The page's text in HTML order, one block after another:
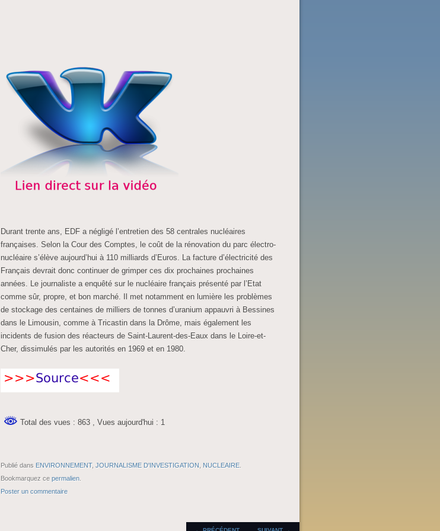
Durant trente ans, EDF a négligé l’entretien des 58 centrales nucléaires
françaises. Selon la Cour des Comptes, le coût de la rénovation du parc électro-
nucléaire s’élève aujourd’hui à 110 milliards d’Euros. La facture d’électricité des
Français devrait donc continuer de grimper ces dix prochaines prochaines
années. Le journaliste a enquêté sur le nucléaire français présenté par l’Etat
comme sûr, propre, et bon marché. Il met notamment en lumière les problèmes
de stockage des centaines de milliers de tonnes d’uranium appauvri à Bessines
dans le Limousin, comme à Tricastin dans la Drôme, mais également les
incidents de fusion des réacteurs de Saint-Laurent-des-Eaux dans le Loire-et-
Cher, dissimulés par les autorités en 1969 et en 1980.
Total des vues : 863 , Vues aujourd'hui : 1
Publié dans ENVIRONNEMENT, JOURNALISME D'INVESTIGATION NUCLEAIRE
Bookmarquez ce permalien
Poster un commentaire